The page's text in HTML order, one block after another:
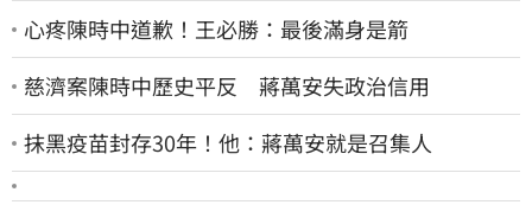
心疼陳時中道歉！王必勝：最後滿身是箭
慈濟案陳時中歷史平反 蔣萬安失政治信用
抹黑疫苗封存30年！他：蔣萬安就是召集人